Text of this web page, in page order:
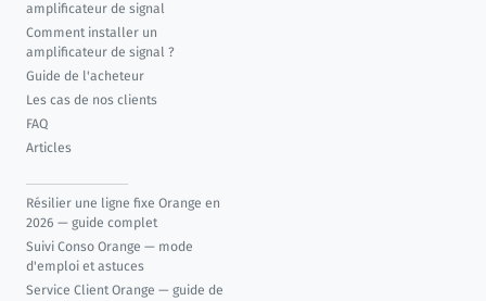
amplificateur de signal
Comment installer un
amplificateur de signal ?
Guide de l'acheteur
Les cas de nos clients
FAQ
Articles
Résilier une ligne fixe Orange en
2026 — guide complet
Suivi Conso Orange — mode
d'emploi et astuces
Service Client Orange — guide de